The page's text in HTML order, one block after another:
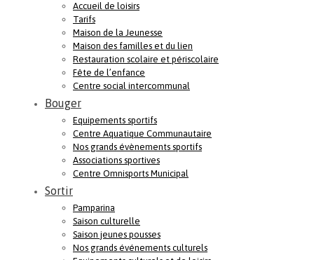
Accueil de loisirs
Tarifs
Maison de la Jeunesse
Maison des familles et du lien
Restauration scolaire et périscolaire
Fête de l’enfance
Centre social intercommunal
Bouger
Equipements sportifs
Centre Aquatique Communautaire
Nos grands évènements sportifs
Associations sportives
Centre Omnisports Municipal
Sortir
Pamparina
Saison culturelle
Saison jeunes pousses
Nos grands événements culturels